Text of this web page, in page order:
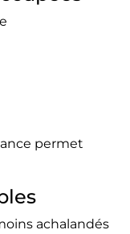
permet
achalandés